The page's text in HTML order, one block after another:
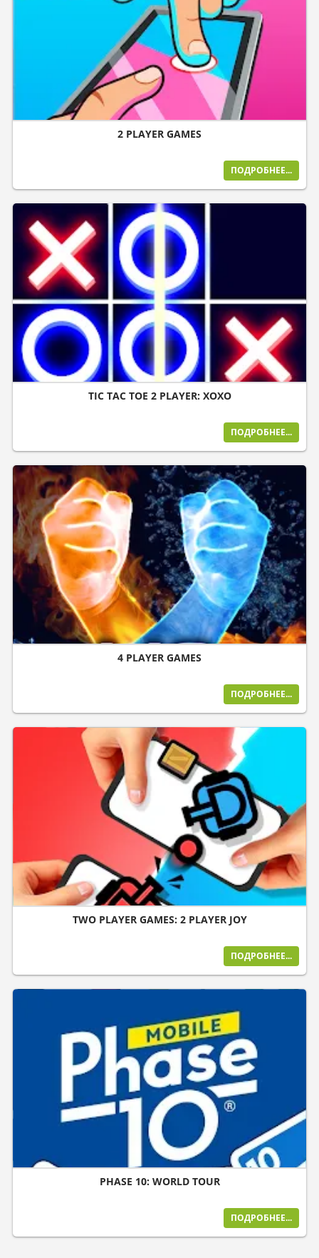
2 PLAYER GAMES
ПОДРОБНЕЕ...
TIC TAC TOE 2 PLAYER: XOXO
ПОДРОБНЕЕ...
4 PLAYER GAMES
ПОДРОБНЕЕ...
TWO PLAYER GAMES: 2 PLAYER JOY
ПОДРОБНЕЕ...
PHASE 10: WORLD TOUR
ПОДРОБНЕЕ...